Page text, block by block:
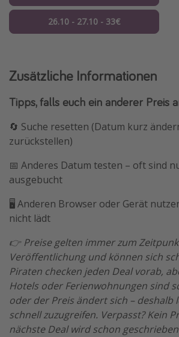
26.10 - 27.10 - 33€
Zusätzliche Informationen
Tipps, falls euch ein anderer Preis
🔄 Suche resetten (Datum kurz
zurückstellen)
📅 Anderes Datum testen – oft sind
ausgebucht
🖥️ Anderen Browser oder Gerät
nicht lädt
👉 Preise gelten immer zum
Veröffentlichung und können sich
Piraten checken jeden Deal vorab,
Hotels oder Ferienwohnungen sind
oder der Preis ändert sich – deshalb
schnell zuzugreifen. Verpasst? Kein
nächste Deal wird schon